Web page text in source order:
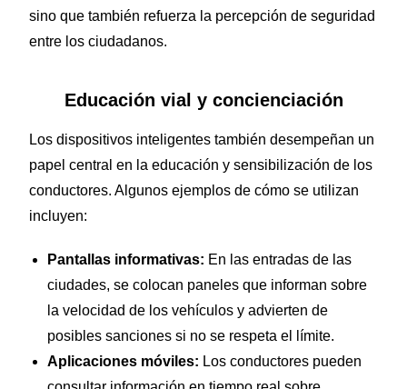
sino que también refuerza la percepción de seguridad
entre los ciudadanos.
Educación vial y concienciación
Los dispositivos inteligentes también desempeñan un
papel central en la educación y sensibilización de los
conductores. Algunos ejemplos de cómo se utilizan
incluyen:
Pantallas informativas: En las entradas de las
ciudades, se colocan paneles que informan sobre
la velocidad de los vehículos y advierten de
posibles sanciones si no se respeta el límite.
Aplicaciones móviles: Los conductores pueden